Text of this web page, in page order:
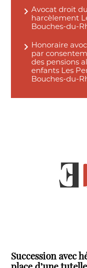
Avocat droit
harcèlement
Bouches-du-
Honoraire
par
des pensions
enfants Les
Bouches-du-
Succession avec